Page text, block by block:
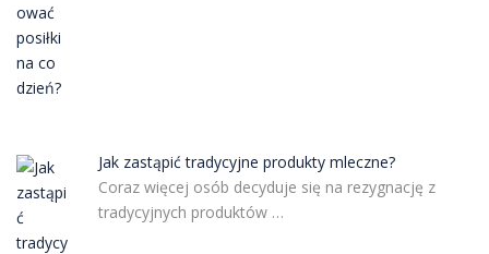
Jak zastąpić tradycyjne produkty mleczne?
Coraz więcej osób decyduje się na rezygnację z
tradycyjnych produktów …